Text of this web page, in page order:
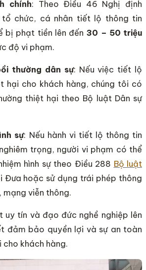
chính: Theo Điều 46 Nghị định
chức, cá nhân tiết lộ thông tin
bị phạt tiền lên đến 30 – 50 triệu
độ vi phạm.
thường dân sự: Nếu việc tiết lộ
hại cho khách hàng, chúng tôi có
thiệt hại theo Bộ luật Dân sự
sự: Nếu hành vi tiết lộ thông tin
trọng, người vi phạm có thể
hình sự theo Điều 288 Bộ luật
Đưa hoặc sử dụng trái phép thông
mạng viễn thông.
uy tín và đạo đức nghề nghiệp lên
đảm bảo quyền lợi và sự an toàn
khách hàng.